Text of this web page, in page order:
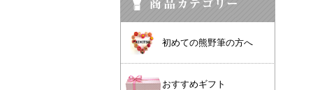
初めての熊野筆の方へ
おすすめギフト